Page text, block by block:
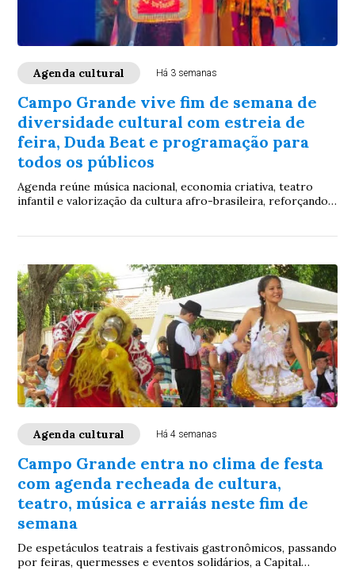
Agenda cultural Há 3 semanas
Campo Grande vive fim de semana de
diversidade cultural com estreia de
feira, Duda Beat e programação para
todos os públicos
Agenda reúne música nacional, economia criativa, teatro
infantil e valorização da cultura afro-brasileira, reforçando
Agenda cultural Há 4 semanas
Campo Grande entra no clima de festa
com agenda recheada de cultura,
teatro, música e arraiás neste fim de
semana
De espetáculos teatrais a festivais gastronômicos, passando
por feiras, quermesses e eventos solidários, a Capital